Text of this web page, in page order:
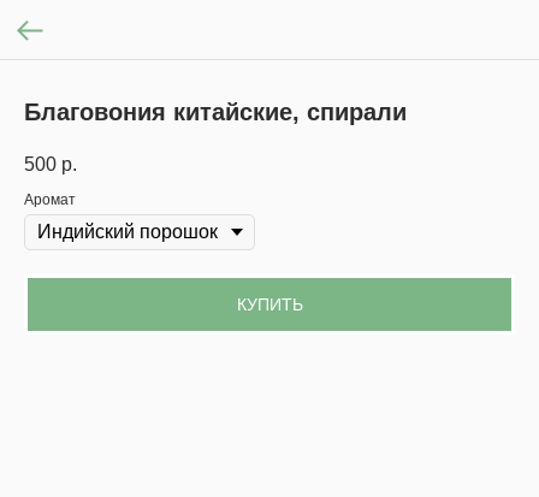
Благовония китайские, спирали
500 р.
Аромат
КУПИТЬ